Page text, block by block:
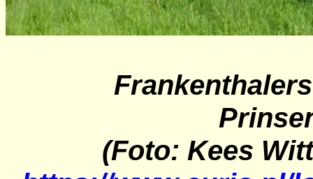
(Foto: Kees